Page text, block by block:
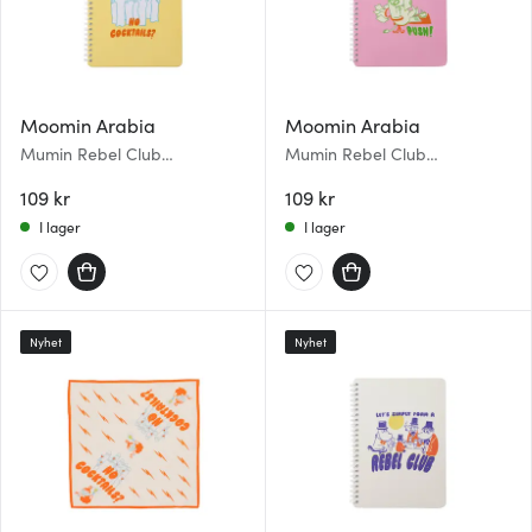
Moomin Arabia
Mumin Rebel Club
Queue
109 kr
I lager
Moomin Arabia
Mumin Rebel Club
Lady
109 kr
I lager
Nyhet Nyhet